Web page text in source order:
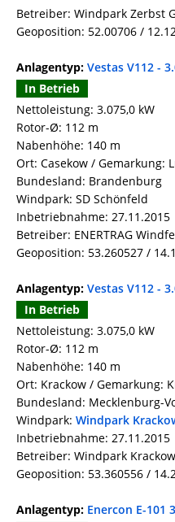
Betreiber: Windpark Zerbst
Geoposition: 52.00706 /
Anlagentyp: Vestas V112 -
In Betrieb
Nettoleistung: 3.075,0 kW
Rotor-Ø: 112 m
Nabenhöhe: 140 m
Ort: Casekow / Gemarkung:
Bundesland: Brandenburg
Windpark: SD Schönfeld
Inbetriebnahme: 27.11.2015
Betreiber: ENERTRAG
Geoposition: 53.260527 /
Anlagentyp: Vestas V112 -
In Betrieb
Nettoleistung: 3.075,0 kW
Rotor-Ø: 112 m
Nabenhöhe: 140 m
Ort: Krackow / Gemarkung:
Bundesland: Mecklenburg-
Windpark: Windpark
Inbetriebnahme: 27.11.2015
Betreiber: Windpark
Geoposition: 53.360556 /
Anlagentyp: Enercon E-101